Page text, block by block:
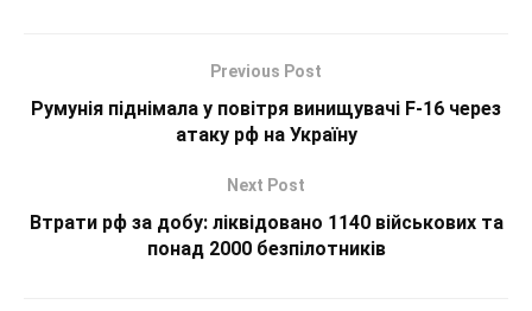
Previous Post
Румунія піднімала у повітря винищувачі F-16 через
атаку рф на Україну
Next Post
Втрати рф за добу: ліквідовано 1140 військових та
понад 2000 безпілотників